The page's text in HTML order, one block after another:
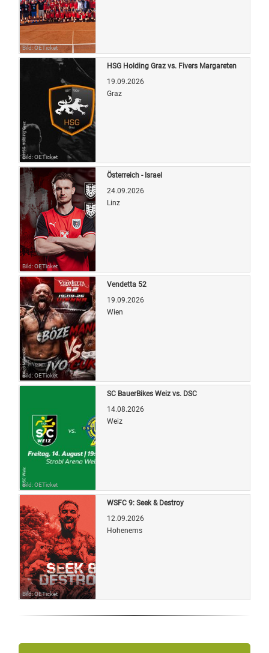
Bild: OETicket
Bild: OETicket
HSG Holding Graz vs. Fivers Margareten
19.09.2026
Graz
Bild: OETicket
Österreich - Israel
24.09.2026
Linz
Bild: OETicket
Vendetta 52
19.09.2026
Wien
Bild: OETicket
SC BauerBikes Weiz vs. DSC
14.08.2026
Weiz
Bild: OETicket
WSFC 9: Seek & Destroy
12.09.2026
Hohenems